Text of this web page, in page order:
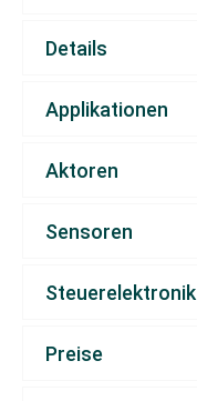
Details
Applikationen
Aktoren
Sensoren
Steuerelektronik
Preise